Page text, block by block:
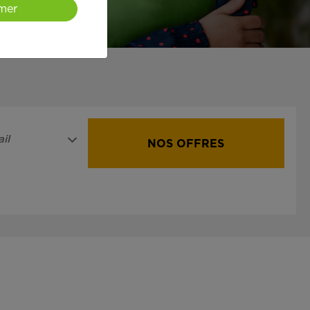
NOS OFFRES